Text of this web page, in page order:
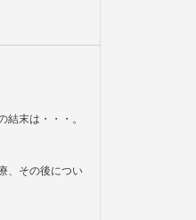
末は・・・。
、その後につい